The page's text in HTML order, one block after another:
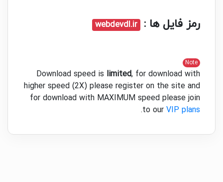
Math Captcha – soon
Easy Digital Downloads – soon
WP Foto Vote – photo voting plugin
WooCommerce Order Review
رمز فایل ها : webdevdl.ir
Note
Download speed is limited, for download with
higher speed (2X) please register on the site and
for download with MAXIMUM speed please join
to our VIP plans
.